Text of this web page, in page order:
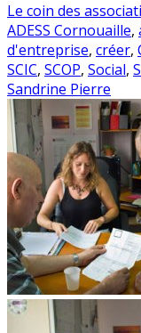
Le coin des
ADESS Cornouaille,
d'entreprise, créer,
SCIC, SCOP, Social,
Sandrine Pierre